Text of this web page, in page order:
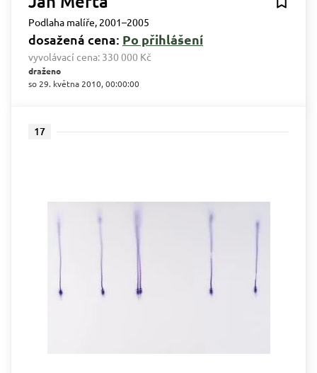
Podlaha malíře, 2001–2005
dosažená cena: Po přihlášení
vyvolávací cena: 330 000 Kč
draženo
so 29. května 2010, 00:00:00
17